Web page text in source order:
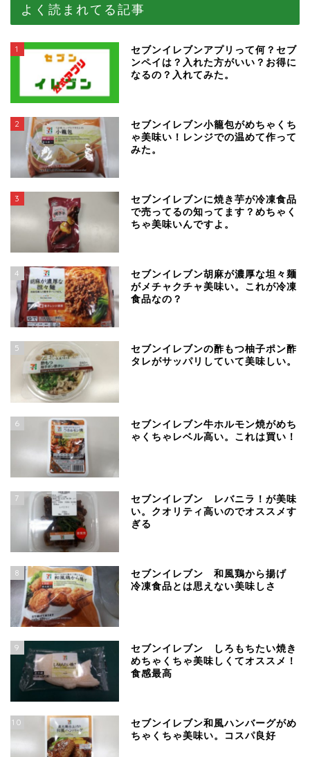
よく読まれてる記事
1
セブンイレブンアプリって何？セブ
ンペイは？入れた方がいい？お得に
なるの？入れてみた。
2
セブンイレブン小籠包がめちゃくち
ゃ美味い！レンジでの温めて作って
みた。
3
セブンイレブンに焼き芋が冷凍食品
で売ってるの知ってます？めちゃく
ちゃ美味いんですよ。
4
セブンイレブン胡麻が濃厚な坦々麺
がメチャクチャ美味い。これが冷凍
食品なの？
5
セブンイレブンの酢もつ柚子ポン酢
タレがサッパリしていて美味しい。
6
セブンイレブン牛ホルモン焼がめち
ゃくちゃレベル高い。これは買い！
7
セブンイレブン レバニラ！が美味
い。クオリティ高いのでオススメす
ぎる
8
セブンイレブン 和風鶏から揚げ
冷凍食品とは思えない美味しさ
9
セブンイレブン しろもちたい焼き
めちゃくちゃ美味しくてオススメ！
食感最高
10
セブンイレブン和風ハンバーグがめ
ちゃくちゃ美味い。コスパ良好